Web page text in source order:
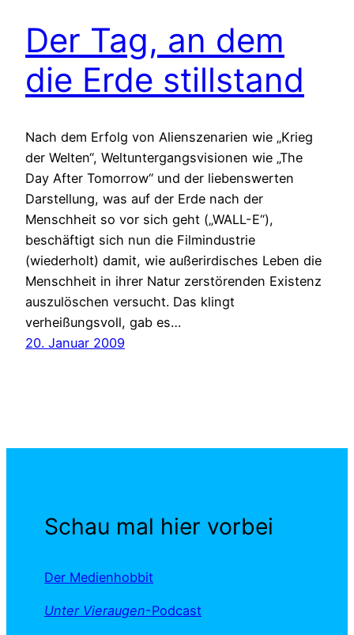
Der Tag, an dem
die Erde stillstand
Nach dem Erfolg von Alienszenarien wie „Krieg
der Welten“, Weltuntergangsvisionen wie „The
Day After Tomorrow“ und der liebenswerten
Darstellung, was auf der Erde nach der
Menschheit so vor sich geht („WALL-E“),
beschäftigt sich nun die Filmindustrie
(wiederholt) damit, wie außerirdisches Leben die
Menschheit in ihrer Natur zerstörenden Existenz
auszulöschen versucht. Das klingt
verheißungsvoll, gab es…
20. Januar 2009
Schau mal hier vorbei
Der Medienhobbit
Unter Vieraugen-Podcast